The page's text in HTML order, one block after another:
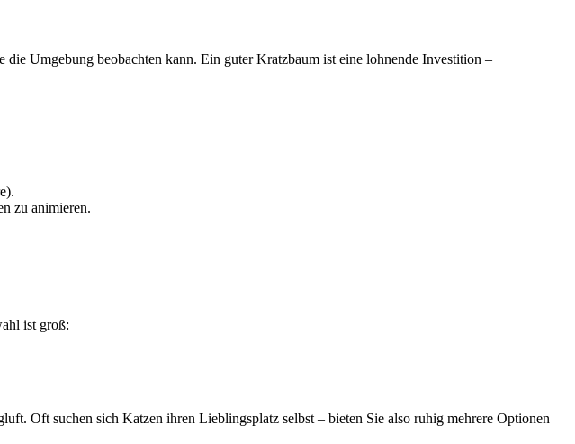
Umgebung beobachten kann. Ein guter Kratzbaum ist eine lohnende Investition –
zu animieren.
ist groß:
Oft suchen sich Katzen ihren Lieblingsplatz selbst – bieten Sie also ruhig mehrere Optionen